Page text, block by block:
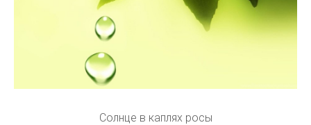
Солнце в каплях росы